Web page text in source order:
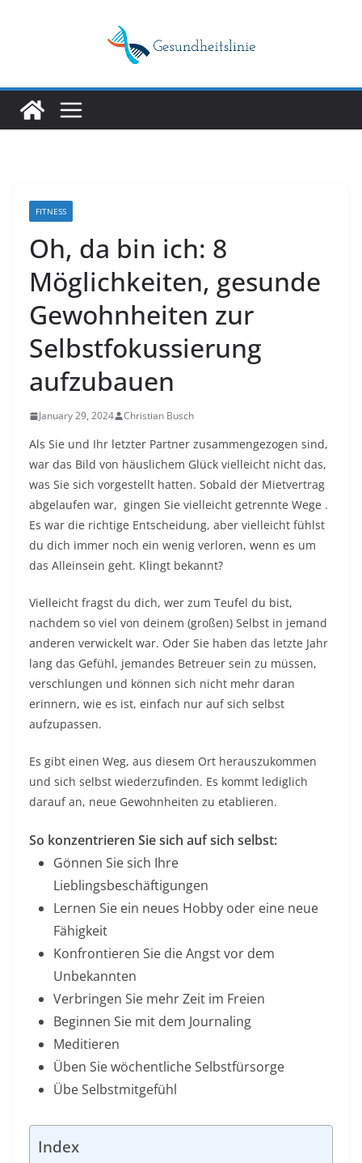
FITNESS
Oh, da bin ich: 8
Möglichkeiten, gesunde
Gewohnheiten zur
Selbstfokussierung
aufzubauen
January 29, 2024 Christian Busch
Als Sie und Ihr letzter Partner zusammengezogen sind,
war das Bild von häuslichem Glück vielleicht nicht das,
was Sie sich vorgestellt hatten. Sobald der Mietvertrag
abgelaufen war, gingen Sie vielleicht getrennte Wege .
Es war die richtige Entscheidung, aber vielleicht fühlst
du dich immer noch ein wenig verloren, wenn es um
das Alleinsein geht. Klingt bekannt?
Vielleicht fragst du dich, wer zum Teufel du bist,
nachdem so viel von deinem (großen) Selbst in jemand
anderen verwickelt war. Oder Sie haben das letzte Jahr
lang das Gefühl, jemandes Betreuer sein zu müssen,
verschlungen und können sich nicht mehr daran
erinnern, wie es ist, einfach nur auf sich selbst
aufzupassen.
Es gibt einen Weg, aus diesem Ort herauszukommen
und sich selbst wiederzufinden. Es kommt lediglich
darauf an, neue Gewohnheiten zu etablieren.
So konzentrieren Sie sich auf sich selbst:
Gönnen Sie sich Ihre
Lieblingsbeschäftigungen
Lernen Sie ein neues Hobby oder eine neue
Fähigkeit
Konfrontieren Sie die Angst vor dem
Unbekannten
Verbringen Sie mehr Zeit im Freien
Beginnen Sie mit dem Journaling
Meditieren
Üben Sie wöchentliche Selbstfürsorge
Übe Selbstmitgefühl
Index